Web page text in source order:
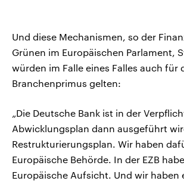
Und diese Mechanismen, so der
Grünen im Europäischen Parlament,
würden im Falle eines Falles auch für
Branchenprimus gelten:
„Die Deutsche Bank ist in der
Abwicklungsplan dann ausgeführt
Restrukturierungsplan. Wir haben
Europäische Behörde. In der EZB
Europäische Aufsicht. Und wir haben